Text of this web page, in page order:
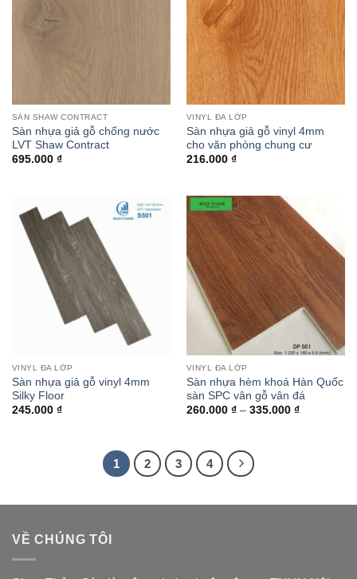
SÀN SHAW CONTRACT
Sàn nhựa giả gỗ chống nước
LVT Shaw Contract
695.000 ₫
VINYL ĐA LỚP
Sàn nhựa giả gỗ vinyl 4mm
cho văn phòng chung cư
216.000 ₫
VINYL ĐA LỚP
Sàn nhựa giả gỗ vinyl 4mm
Silky Floor
245.000 ₫
VINYL ĐA LỚP
Sàn nhựa hèm khoá Hàn Quốc
sàn SPC vân gỗ vân đá
260.000 ₫ – 335.000 ₫Khoảng
1 2 3 4
VỀ CHÚNG TÔI